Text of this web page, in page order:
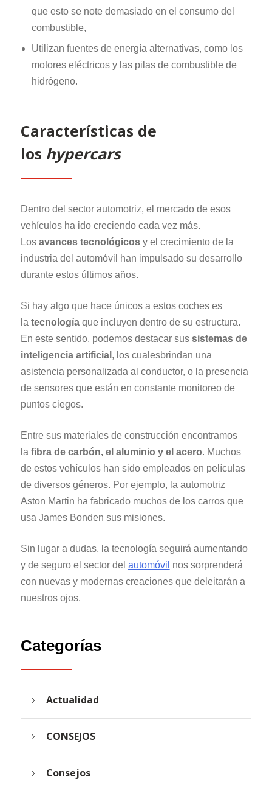
que esto se note demasiado en el consumo del
combustible,
Utilizan fuentes de energía alternativas, como los
motores eléctricos y las pilas de combustible de
hidrógeno.
Características de
los hypercars
Dentro del sector automotriz, el mercado de esos
vehículos ha ido creciendo cada vez más.
Los avances tecnológicosy el crecimiento de la
industria del automóvil han impulsado su desarrollo
durante estos últimos años.
Si hay algo que hace únicos a estos coches es
la tecnologíaque incluyen dentro de su estructura.
En este sentido, podemos destacar sus sistemas de
inteligencia artificial , los cualesbrindan una
asistencia personalizada al conductor, o la presencia
de sensores que están en constante monitoreo de
puntos ciegos.
Entre sus materiales de construcción encontramos
la fibra de carbón, el aluminio y el acero. Muchos
de estos vehículos han sido empleados en películas
de diversos géneros. Por ejemplo, la automotriz
Aston Martin ha fabricado muchos de los carros que
usa James Bonden sus misiones.
Sin lugar a dudas, la tecnología seguirá aumentando
y de seguro el sector del automóvil nos sorprenderá
con nuevas y modernas creaciones que deleitarán a
nuestros ojos.
Categorías
Actualidad
CONSEJOS
Consejos